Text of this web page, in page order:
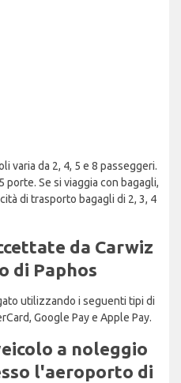
varia da 2, 4, 5 e 8 passeggeri.
porte. Se si viaggia con bagagli,
di trasporto bagagli di 2, 3, 4
da Carwiz
di Paphos
utilizzando i seguenti tipi di
Google Pay e Apple Pay.
a noleggio
l'aeroporto di